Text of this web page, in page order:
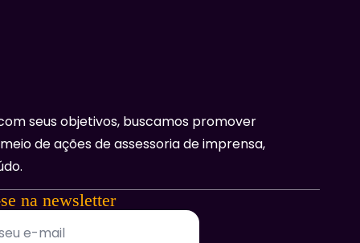
seus objetivos, buscamos promover
de ações de assessoria de imprensa,
na newsletter